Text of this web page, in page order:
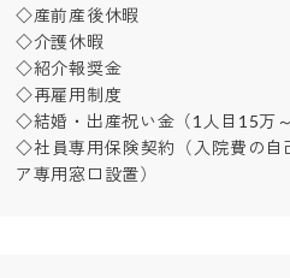
◇産前産後休暇
◇介護休暇
◇紹介報奨金
◇再雇用制度
◇結婚・出産祝い金（1人目15万
◇社員専用保険契約（入院費の自
ア専用窓口設置）